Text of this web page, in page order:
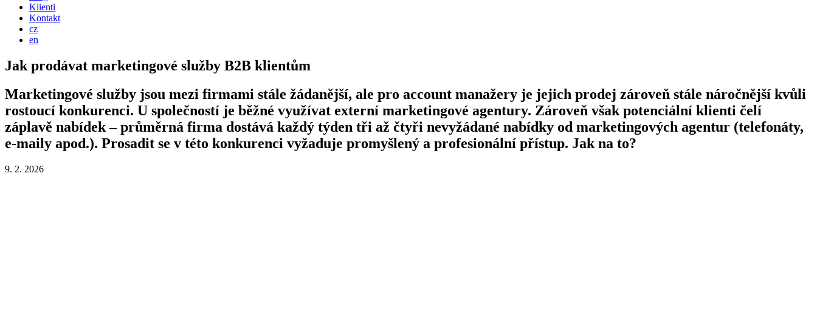
Klienti
Kontakt
cz
en
Jak prodávat marketingové služby B2B klientům
Marketingové služby jsou mezi firmami stále žádanější, ale pro account manažery je jejich prodej zároveň stále náročnější kvůli
rostoucí konkurenci. U společností je běžné využívat externí marketingové agentury. Zároveň však potenciální klienti čelí
záplavě nabídek – průměrná firma dostává každý týden tři až čtyři nevyžádané nabídky od marketingových agentur (telefonáty,
e-maily apod.). Prosadit se v této konkurenci vyžaduje promyšlený a profesionální přístup. Jak na to?
9. 2. 2026